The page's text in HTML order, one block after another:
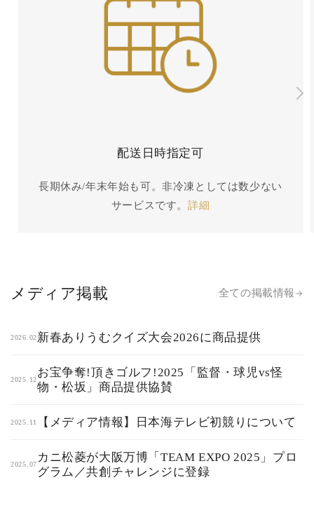
配送日時指定可
長期休み/年末年始も可。非冷凍としては数少ない
サービスです。 詳細
メディア掲載 全ての掲載情報
2026.02新春ありうむクイズ大会2026に商品提供
2025.12
お宝争奪!頂きゴルフ!2025「監督・球児vs怪
物・松坂」商品提供協賛
2025.11 【メディア情報】日本海テレビ初競りについて
2025.07
カニ松菱が大阪万博「TEAM EXPO 2025」プロ
グラム／共創チャレンジに登録